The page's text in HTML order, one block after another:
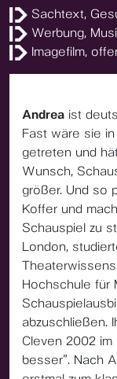
Andrea ist
Fast wäre sie
getreten und
Wunsch,
größer. Und so
Koffer und
Schauspiel zu
London,
Hochschule für
abzuschließen.
Cleven 2002
besser”. Nach
Sachtext,
Werbung,
Imagefilm,